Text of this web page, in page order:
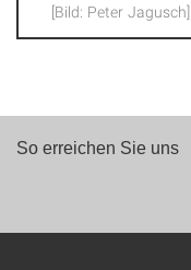
[Bild: Peter Jagusch]
So erreichen Sie uns